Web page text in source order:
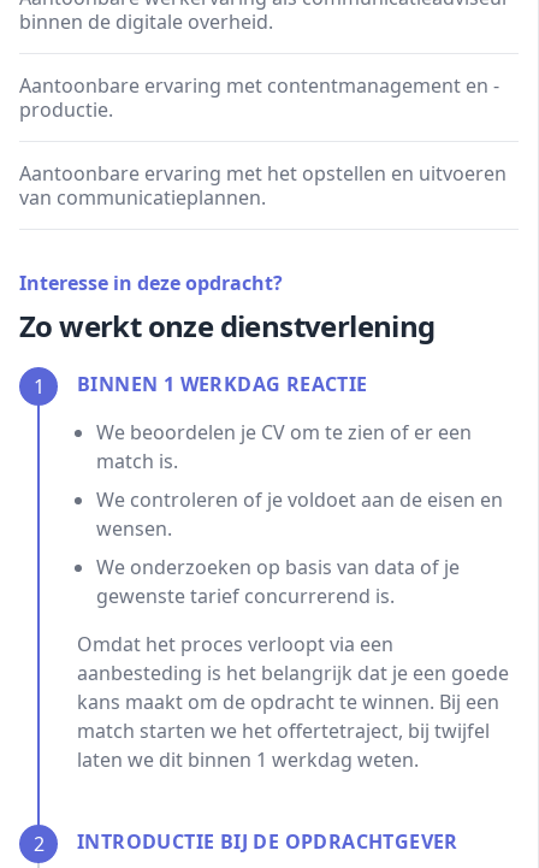
binnen de digitale overheid.
Aantoonbare ervaring met contentmanagement en -
productie.
Aantoonbare ervaring met het opstellen en uitvoeren
van communicatieplannen.
Interesse in deze opdracht?
Zo werkt onze dienstverlening
1
BINNEN 1 WERKDAG REACTIE
We beoordelen je CV om te zien of er een
match is.
We controleren of je voldoet aan de eisen en
wensen.
We onderzoeken op basis van data of je
gewenste tarief concurrerend is.
Omdat het proces verloopt via een
aanbesteding is het belangrijk dat je een goede
kans maakt om de opdracht te winnen. Bij een
match starten we het offertetraject, bij twijfel
laten we dit binnen 1 werkdag weten.
2
INTRODUCTIE BIJ DE OPDRACHTGEVER